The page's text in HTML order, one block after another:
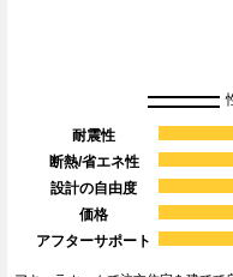
耐震性
断熱/省エネ性
設計の自由度
価格
アフターサポート